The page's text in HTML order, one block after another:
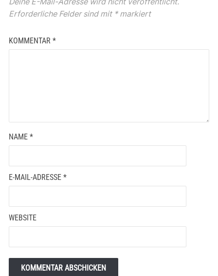
Erforderliche Felder sind mit *markiert
KOMMENTAR *
NAME *
E-MAIL-ADRESSE *
WEBSITE